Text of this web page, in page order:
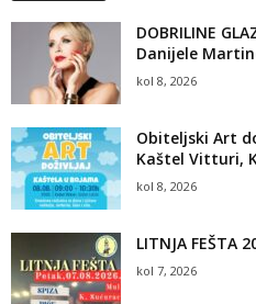
DOBRILINE
Danijele
kol 8, 2026
Obiteljski Art
Kaštel Vitturi,
kol 8, 2026
LITNJA FEŠTA
kol 7, 2026